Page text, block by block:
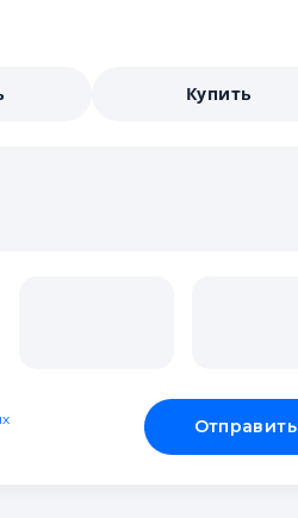
Купить
Отправить